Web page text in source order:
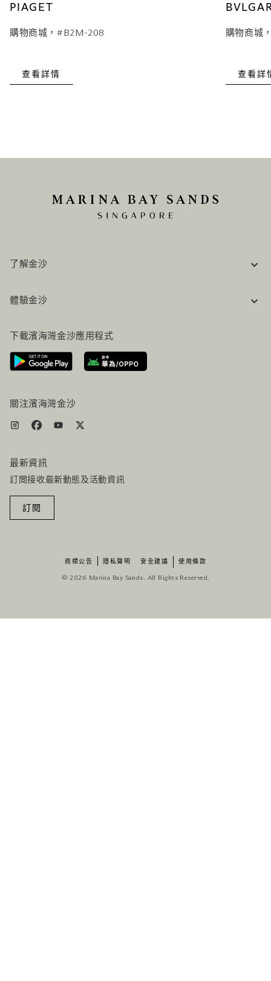
PIAGET
購物商城，#B2M-208
查看詳情
購物商城
查看詳
了解金沙
工作機會
聯絡我們
體驗金沙
行程規劃
路線指引
服務設施
下載濱海灣金沙應用程式
關注濱海灣金沙
最新資訊
訂閲接收最新動態及活動資訊
訂閱
商標公告 隱私聲明 安全建議 使用條款
© 2026 Marina Bay Sands. All Rights Reserved.